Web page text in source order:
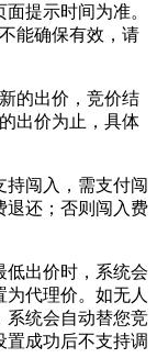
提示时间为准。
能确保有效，请
的出价，竞价结
出价为止，具体
持闯入，需支付闯
退还；否则闯入费
低出价时，系统会
代理价。如无人
系统会自动替您竞
置成功后不支持调